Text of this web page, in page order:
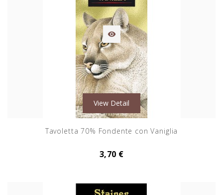

View Detail
Tavoletta 70% Fondente con Vaniglia
3,70 €